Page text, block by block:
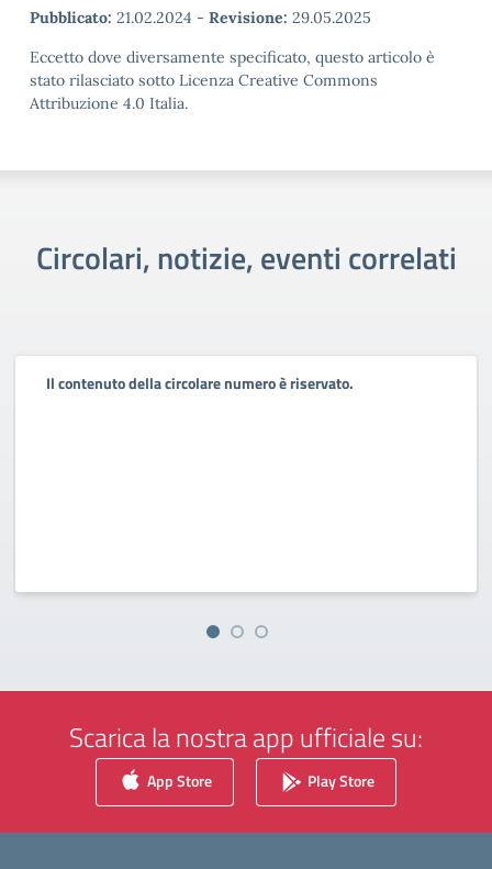
Pubblicato: 21.02.2024 - Revisione: 29.05.2025
Eccetto dove diversamente specificato, questo articolo è
stato rilasciato sotto Licenza Creative Commons
Attribuzione 4.0 Italia.
Circolari, notizie, eventi correlati
Il contenuto della circolare numero è riservato.
Scarica la nostra app ufficiale su:
App Store Play Store